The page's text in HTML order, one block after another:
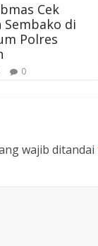
Cek
Sembako di
Polres
0
wajib ditandai